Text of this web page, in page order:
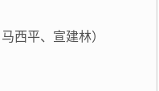
西平、宣建林）